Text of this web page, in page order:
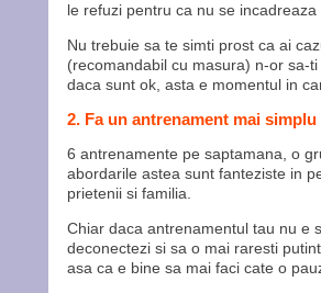
le refuzi pentru ca nu se
Nu trebuie sa te simti prost ca ai
(recomandabil cu masura) n-or sa-
daca sunt ok, asta e momentul in
2. Fa un antrenament mai simplu
6 antrenamente pe saptamana, o
abordarile astea sunt fanteziste in
prietenii si familia.
Chiar daca antrenamentul tau nu e
deconectezi si sa o mai raresti
asa ca e bine sa mai faci cate o